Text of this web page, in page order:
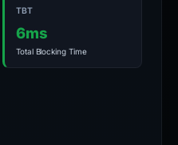
TBT
6ms
Total Blocking Time